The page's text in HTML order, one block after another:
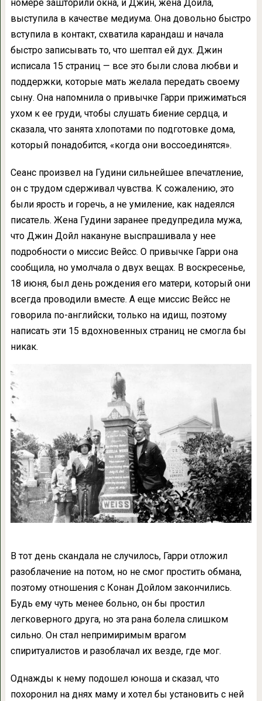
номере зашторили окна, и Джин, жена Дойла,
выступила в качестве медиума. Она довольно быстро
вступила в контакт, схватила карандаш и начала
быстро записывать то, что шептал ей дух. Джин
исписала 15 страниц — все это были слова любви и
поддержки, которые мать желала передать своему
сыну. Она напомнила о привычке Гарри прижиматься
ухом к ее груди, чтобы слушать биение сердца, и
сказала, что занята хлопотами по подготовке дома,
который понадобится, «когда они воссоединятся».
Сеанс произвел на Гудини сильнейшее впечатление,
он с трудом сдерживал чувства. К сожалению, это
были ярость и горечь, а не умиление, как надеялся
писатель. Жена Гудини заранее предупредила мужа,
что Джин Дойл накануне выспрашивала у нее
подробности о миссис Вейсс. О привычке Гарри она
сообщила, но умолчала о двух вещах. В воскресенье,
18 июня, был день рождения его матери, который они
всегда проводили вместе. А еще миссис Вейсс не
говорила по-английски, только на идиш, поэтому
написать эти 15 вдохновенных страниц не смогла бы
никак.
В тот день скандала не случилось, Гарри отложил
разоблачение на потом, но не смог простить обмана,
поэтому отношения с Конан Дойлом закончились.
Будь ему чуть менее больно, он бы простил
легковерного друга, но эта рана болела слишком
сильно. Он стал непримиримым врагом
спиритуалистов и разоблачал их везде, где мог.
Однажды к нему подошел юноша и сказал, что
похоронил на днях маму и хотел бы установить с ней